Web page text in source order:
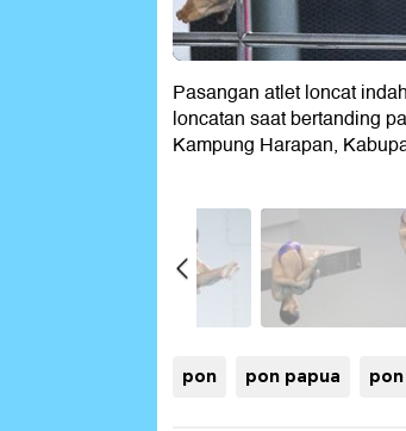
Pasangan atlet loncat
loncatan saat bertanding
Kampung Harapan,
pon pon papua